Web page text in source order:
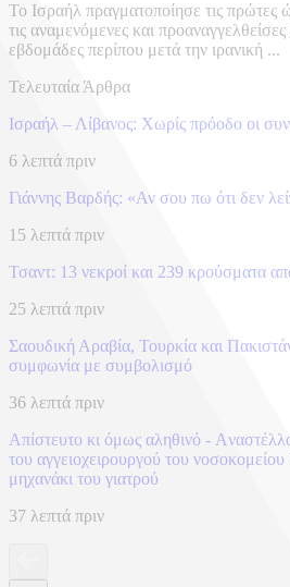
Το Ισραήλ πραγματοποίησε τις πρώτες
τις αναμενόμενες και προαναγγελθείσες
εβδομάδες περίπου μετά την ιρανική ...
Τελευταία Άρθρα
Ισραήλ – Λίβανος: Xωρίς πρόοδο οι
6 λεπτά πριν
Γιάννης Βαρδής: «Αν σου πω ότι δεν
15 λεπτά πριν
Τσαντ: 13 νεκροί και 239 κρούσματα
25 λεπτά πριν
Σαουδική Αραβία, Τουρκία και
συμφωνία με συμβολισμό
36 λεπτά πριν
Απίστευτο κι όμως αληθινό -
του αγγειοχειρουργού του
μηχανάκι του γιατρού
37 λεπτά πριν